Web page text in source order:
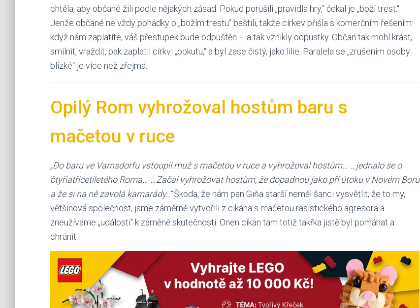
chtěla, aby občané žili podle nějakých zásad. Pokud porušili „pravidla hry,“ čekal je „boží trest.“
Jenže občané ne vždy pohádky o „božím trestu“ baštili, takže církev přišla s komerčním řešením:
když nám zaplatíte, váš přestupek bude odpuštěn – a tak vznikly odpustky. Občan tak mohl krást,
smilnit, vraždit, pak zaplatil církvi „pokutu,“ a byl zase čistý, jako lilie. Paralela se „zrušením osoby
blízké“ je více než zřejmá.
Opilý Rom vyhrožoval hostům baru s
mačetou v ruce
„Do baru ve Varnsdorfu vstoupil muž s mačetou v ruce a vyhrožoval hostům… …jednalo se o
čtyřiatřicetiletého Roma… …Začal vyhrožovat hostům, že dopadnou jako při útoku v Novém Boru
a že si na ně zavolá kamarády..“Škoda, že nám pan Giňa starší neměl šanci vysvětlit, že to my,
většinová společnost, jsme záměrně vytvořili z cikána s mačetou rasistického agresora a
zneužíváme „událostí“ k záměně skutečnosti. Onen cikán tam totiž takřka jistě byl pomáhat a
chránit.